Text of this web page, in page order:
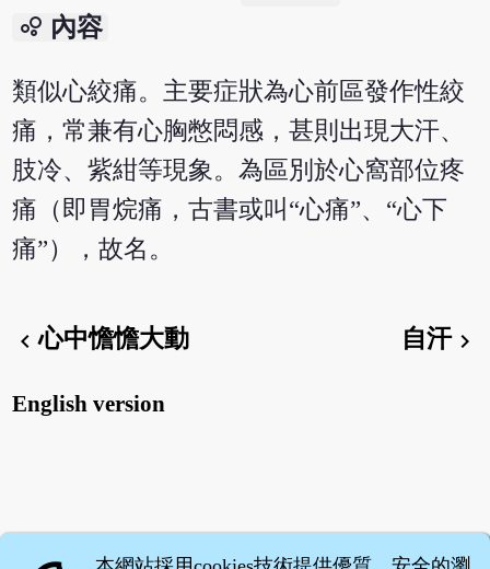
bubble_chart 內容
類似心絞痛。主要症狀為心前區發作性絞
痛，常兼有心胸憋悶感，甚則出現大汗、
肢冷、紫紺等現象。為區別於心窩部位疼
痛（即胃烷痛，古書或叫“心痛”、“心下
痛”），故名。
chevron_left心中憺憺大動 自汗chevron_right
English version